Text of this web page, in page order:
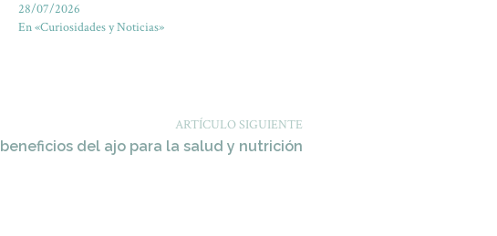
28/07/2026
En «Curiosidades y Noticias»
ARTÍCULO SIGUIENTE
beneficios del ajo para la salud y nutrición